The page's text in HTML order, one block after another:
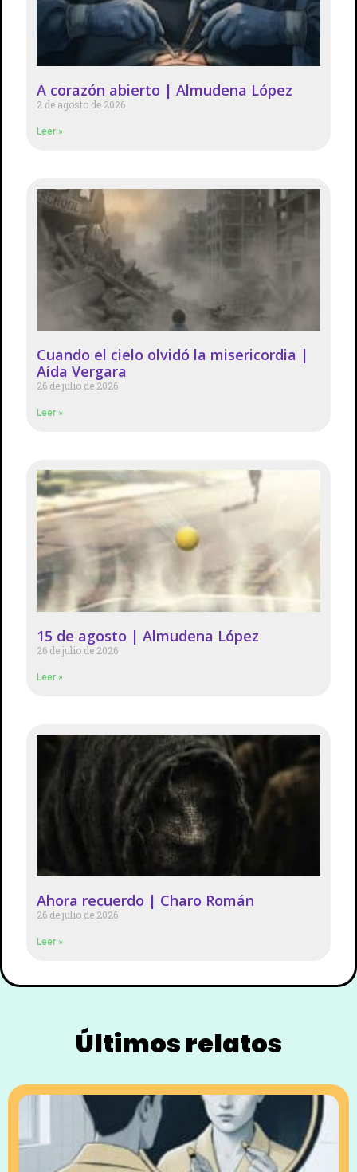
A corazón abierto | Almudena López
2 de agosto de 2026
Leer »
Cuando el cielo olvidó la misericordia |
Aída Vergara
26 de julio de 2026
Leer »
15 de agosto | Almudena López
26 de julio de 2026
Leer »
Ahora recuerdo | Charo Román
26 de julio de 2026
Leer »
Últimos relatos